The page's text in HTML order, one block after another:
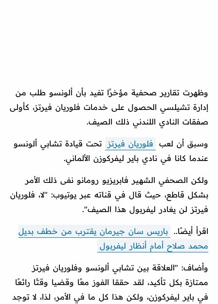
وظهرت تقارير صحفية مؤخرًا تفيد بأن ألونسو طلب من
إدارة تشيلسي الحصول على خدمات فلوريان فيرتز، كأولى
صفقات النادي اللندني ذلك الصيف.
وسبق أن لعب فلوريان فيرتز
تحت قيادة تشابي ألونسو
عندما كانا في نادي باير ليفركوزن الألماني.
ولكن الصحفي الشهير فابريزيو رومانو نفى ذلك الأمر
بشكل قاطع، حيث قال في قناته عبر يوتيوب: "لا، فلوريان
فيرتز لن يغادر ليفربول هذا الصيف".
اقرأ أيضًا.. باريس سان جيرمان يقترب من خطف بديل
محمد صلاح أمام أنظار ليفربول
وأضاف: "العلاقة بين تشابي ألونسو وفلوريان فيرتز
ممتازة بكل تأكيد، لقد حققا الفوز معًا وقضيا وقتًا رائعًا
في باير ليفركوزن، ولكن هذا كل ما في الأمر، لذا، لا توجد